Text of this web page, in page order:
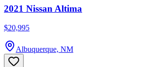
2021 Nissan Altima
$20,995
Albuquerque, NM